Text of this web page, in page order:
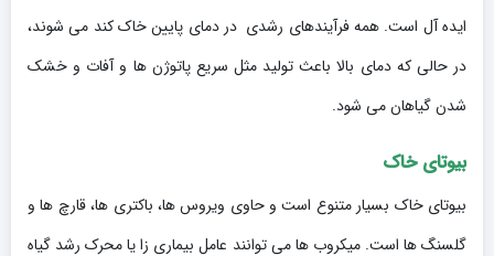
ایده آل است. همه فرآیندهای رشدی در دمای پایین خاک کند می شوند،
در حالی که دمای بالا باعث تولید مثل سریع پاتوژن ها و آفات و خشک
شدن گیاهان می شود.
بیوتای خاک
بیوتای خاک بسیار متنوع است و حاوی ویروس ها، باکتری ها، قارچ ها و
گلسنگ ها است. میکروب ها می توانند عامل بیماری زا یا محرک رشد گیاه